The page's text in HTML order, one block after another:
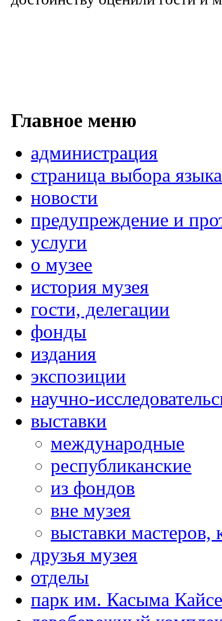
Главное меню
администрация
страница выбора языка
новости
предупреждение и
услуги
о музее
история музея
гости, делегации
фонды
издания
экспозиции
научно-
выставки
международные
республиканские
из фондов
вне музея
выставки мастеров,
друзья музея
отделы
парк им. Касыма